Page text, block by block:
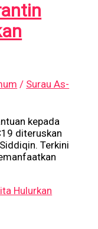
/ Surau As-
kepada
diteruskan
Terkini
Hulurkan